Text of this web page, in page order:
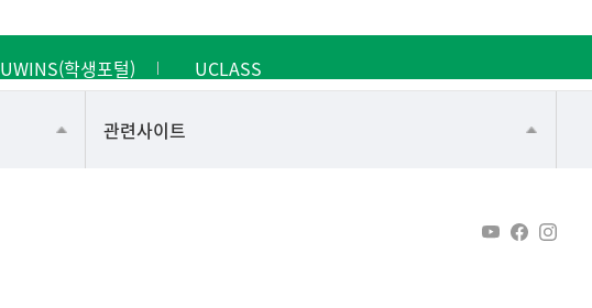
UWINS(학생포털) UCLASS
관련사이트